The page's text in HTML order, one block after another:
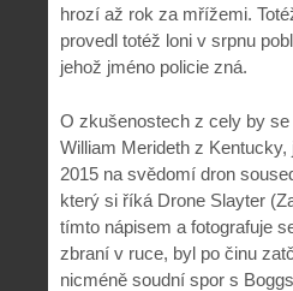
hrozí až rok za mřížemi.
provedl totéž loni v srpnu
jehož jméno policie zná.
O zkušenostech z cely by
William Merideth z
2015 na svědomí dron
který si říká Drone Slayter
tímto nápisem a fotografuje
zbraní v ruce, byl po činu
nicméně soudní spor s